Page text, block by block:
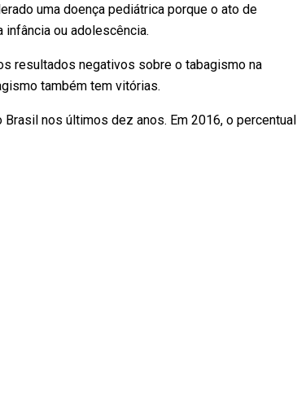
uma doença pediátrica porque o ato de
ou adolescência.
resultados negativos sobre o tabagismo na
também tem vitórias.
nos últimos dez anos. Em 2016, o percentual